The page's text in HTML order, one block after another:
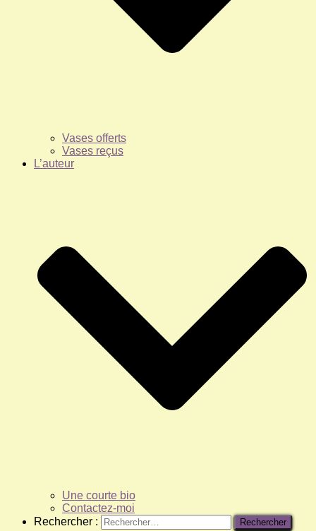
Vases offerts
Vases reçus
L’auteur
Une courte bio
Contactez-moi
Rechercher :